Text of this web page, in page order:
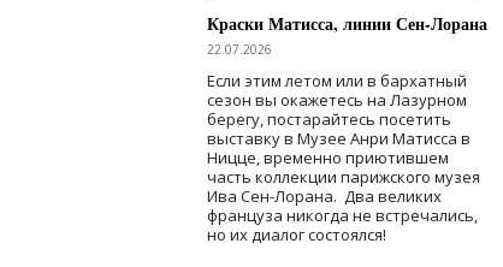
Краски Матисса, линии Сен-Лорана
22.07.2026
Если этим летом или в бархатный
сезон вы окажетесь на Лазурном
берегу, постарайтесь посетить
выставку в Музее Анри Матисса в
Ницце, временно приютившем
часть коллекции парижского музея
Ива Сен-Лорана. Два великих
француза никогда не встречались,
но их диалог состоялся!